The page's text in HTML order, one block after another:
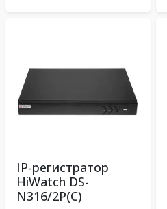
IP-регистратор
HiWatch DS-
N316/2P(C)